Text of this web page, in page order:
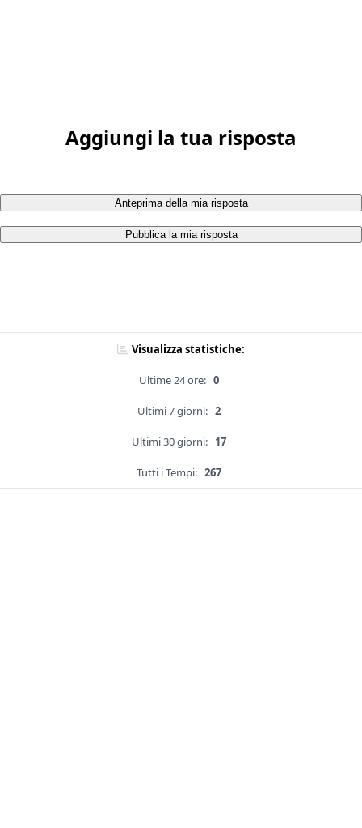
Aggiungi la tua risposta
Anteprima della mia risposta
Pubblica la mia risposta
Visualizza statistiche:
Ultime 24 ore: 0
Ultimi 7 giorni: 2
Ultimi 30 giorni: 17
Tutti i Tempi: 267